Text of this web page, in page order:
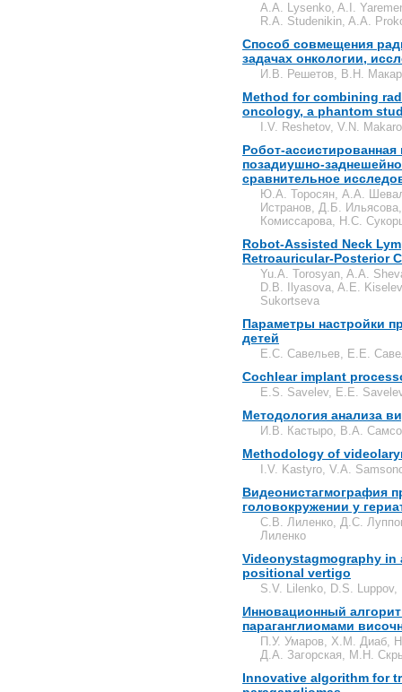
A.A. Lysenko, A.I.
R.A. Studenikin, A.A.
Способ совмещения
задачах онкологии,
И.В. Решетов, В.Н.
Method for combining
oncology, a phantom
I.V. Reshetov, V.N.
Робот-
позадиушно-
сравнительное
Ю.А. Торосян, А.А.
Истранов, Д.Б.
Комиссарова, Н.С.
Robot-Assisted Neck
Retroauricular-Posterior
Yu.A. Torosyan, A.A.
D.B. Ilyasova, A.E.
Sukortseva
Параметры настройки
детей
Е.С. Савельев, Е.Е.
Cochlear implant
E.S. Savelev, E.E.
Методология анализа
И.В. Кастыро, В.А.
Methodology of
I.V. Kastyro, V.A.
Видеонистагмография
головокружении у
С.В. Лиленко, Д.С.
Лиленко
Videonystagmography
positional vertigo
S.V. Lilenko, D.S.
Инновационный
параганглиомами
П.У. Умаров, Х.М. Диаб,
Д.А. Загорская, М.Н.
Innovative algorithm for